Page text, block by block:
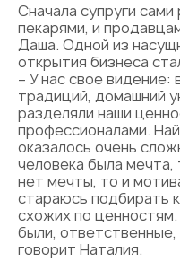
Сначала супруги
пекарями, и
Даша. Одной из
открытия бизнеса
– У нас свое видение:
традиций, домашний
разделяли наши
профессионалами.
оказалось очень
человека была мечта,
нет мечты, то и
стараюсь подбирать
схожих по
были,
говорит Наталия.